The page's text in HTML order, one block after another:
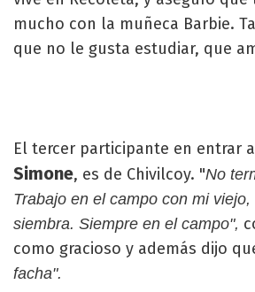
mucho con la muñeca Barbie.
que no le gusta estudiar, que
El tercer participante en entrar
Simone, es de Chivilcoy. "No
Trabajo en el campo con mi viejo,
siembra. Siempre en el campo",
como gracioso y además dijo
facha".